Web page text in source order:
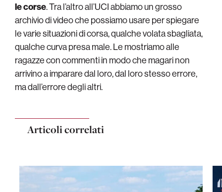
le corse. Tra l’altro all’UCI abbiamo un grosso
archivio di video che possiamo usare per spiegare
le varie situazioni di corsa, qualche volata sbagliata,
qualche curva presa male. Le mostriamo alle
ragazze con commenti in modo che magari non
arrivino a imparare dal loro, dal loro stesso errore,
ma dall’errore degli altri.
Articoli correlati